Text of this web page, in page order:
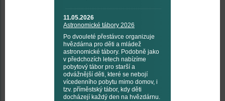
11.05.2026
Astronomické tábory 2026
Po dvouleté přestávce organizuje
hvězdárna pro děti a mládež
astronomické tábory. Podobně jako
v předchozích letech nabízíme
pobytový tábor pro starší a
odvážnější děti, které se nebojí
vícedenního pobytu mimo domov, i
tzv. příměstský tábor, kdy děti
docházejí každý den na hvězdárnu.